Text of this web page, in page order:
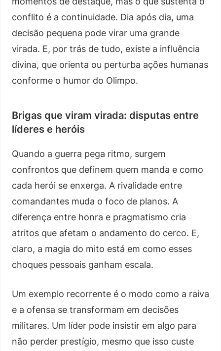
conflito é a continuidade. Dia após dia, uma
decisão pequena pode virar uma grande
virada. E, por trás de tudo, existe a influência
divina, que orienta ou perturba ações humanas
conforme o humor do Olimpo.
Brigas que viram virada: disputas entre
líderes e heróis
Quando a guerra pega ritmo, surgem
confrontos que definem quem manda e como
cada herói se enxerga. A rivalidade entre
comandantes muda o foco de planos. A
diferença entre honra e pragmatismo cria
atritos que afetam o andamento do cerco. E,
claro, a magia do mito está em como esses
choques pessoais ganham escala.
Um exemplo recorrente é o modo como a raiva
e a ofensa se transformam em decisões
militares. Um líder pode insistir em algo para
não perder prestígio, mesmo que isso custe